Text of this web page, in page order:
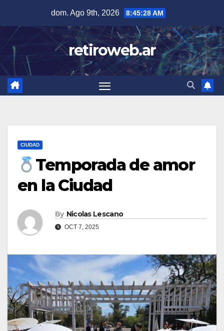
content
dom. Ago 9th, 2026 8:45:29 AM
retiroweb.ar
CIUDAD
Temporada de amor
en la Ciudad
By Nicolas Lescano
OCT 7, 2025